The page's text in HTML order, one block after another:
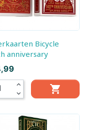
anniversary
expand_less
expand_more
